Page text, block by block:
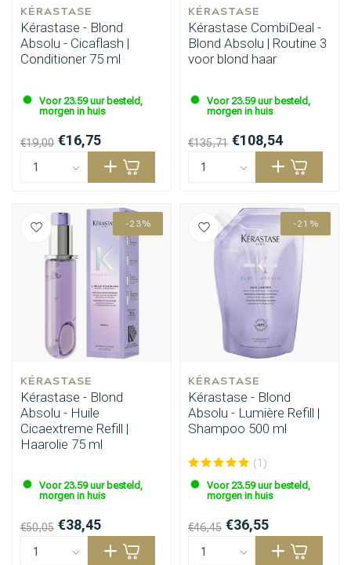
KÉRASTASE
Kérastase - Blond
Absolu - Cicaflash |
Conditioner 75 ml
Voor 23.59 uur besteld,
morgen in huis
€19,00 €16,75
KÉRASTASE
Kérastase CombiDeal -
Blond Absolu | Routine 3
voor blond haar
Voor 23.59 uur besteld,
morgen in huis
€135,71 €108,54
-23%
KÉRASTASE
Kérastase - Blond
Absolu - Huile
Cicaextreme Refill |
Haarolie 75 ml
Voor 23.59 uur besteld,
morgen in huis
€50,05 €38,45
-21%
KÉRASTASE
Kérastase - Blond
Absolu - Lumière Refill |
Shampoo 500 ml
(1)
Voor 23.59 uur besteld,
morgen in huis
€46,45 €36,55